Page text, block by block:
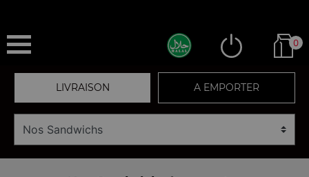
0
LIVRAISON A EMPORTER